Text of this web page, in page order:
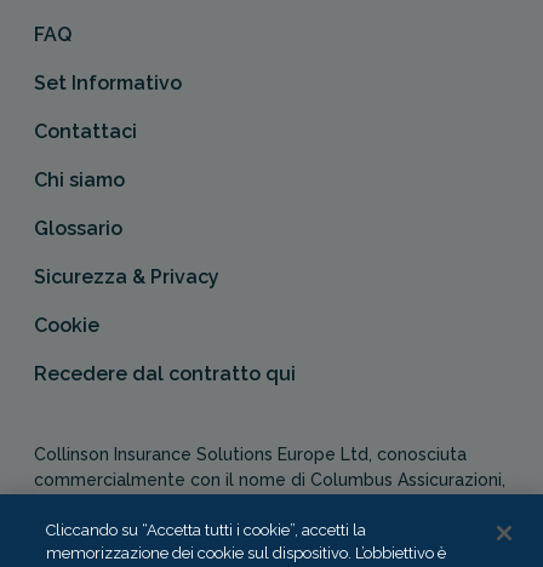
FAQ
Set Informativo
Contattaci
Chi siamo
Glossario
Sicurezza & Privacy
Cookie
Recedere dal contratto qui
Collinson Insurance Solutions Europe Ltd, conosciuta
commercialmente con il nome di Columbus Assicurazioni,
Authority in qualità di agente assicurativo (Distribution Act
-Cap. 487). In Italia, Columbus Assicurazioni è soggetta
Cliccando su “Accetta tutti i cookie”, accetti la
memorizzazione dei cookie sul dispositivo. L’obbiettivo è